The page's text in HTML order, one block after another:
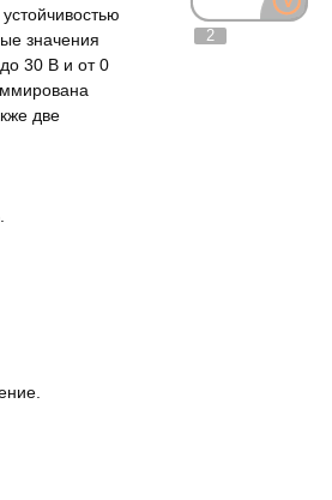
значения
30 В и от 0
две
2